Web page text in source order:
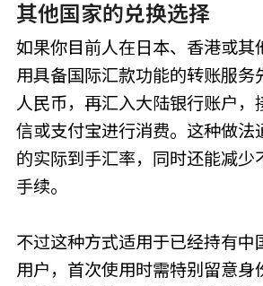
其他国家的兑换选择
如果你目前人在日本、香港或其
用具备国际汇款功能的转账服务
人民币，再汇入大陆银行账户，
信或支付宝进行消费。这种做法
的实际到手汇率，同时还能减少
手续。
不过这种方式适用于已经持有中
用户，首次使用时需特别留意身